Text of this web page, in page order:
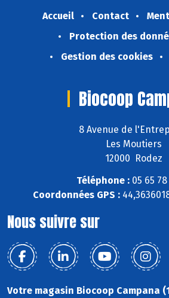
Accueil Contact
Protection des
Gestion des cookies
Biocoop
8 Avenue de
Les Moutiers
12000 Rodez
Téléphone :05 65 78
Coordonnées GPS :
Nous suivre sur
Votre magasin Biocoop Campana